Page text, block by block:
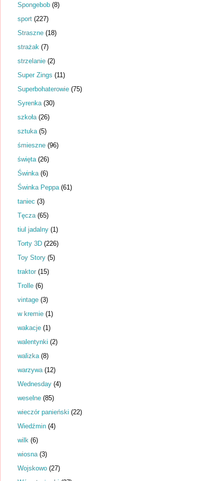
Spongebob (8)
sport (227)
Straszne (18)
strażak (7)
strzelanie (2)
Super Zings (11)
Superbohaterowie (75)
Syrenka (30)
szkoła (26)
sztuka (5)
śmieszne (96)
święta (26)
Świnka (6)
Świnka Peppa (61)
taniec (3)
Tęcza (65)
tiul jadalny (1)
Torty 3D (226)
Toy Story (5)
traktor (15)
Trolle (6)
vintage (3)
w kremie (1)
wakacje (1)
walentynki (2)
walizka (8)
warzywa (12)
Wednesday (4)
weselne (85)
wieczór panieński (22)
Wiedźmin (4)
wilk (6)
wiosna (3)
Wojskowo (27)